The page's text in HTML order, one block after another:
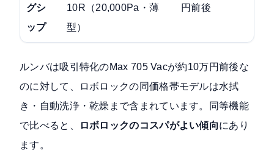
グシ
ップ
10R（20,000Pa・薄
型）
円前後
ルンバは吸引特化のMax 705 Vacが約10万円前後な
のに対して、ロボロックの同価格帯モデルは水拭
き・自動洗浄・乾燥まで含まれています。同等機能
で比べると、
ロボロックのコスパがよい傾向にあり
ます。